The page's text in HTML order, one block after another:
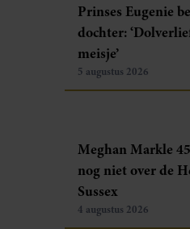
Prinses Eugenie
dochter:
meisje’
5 augustus 2026
Meghan Markle
nog niet over de
Sussex
4 augustus 2026